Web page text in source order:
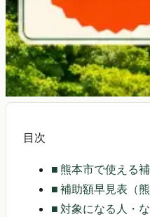
目次
■ 熊本市で使える
■ 補助額早見表（
■ 対象になる人・